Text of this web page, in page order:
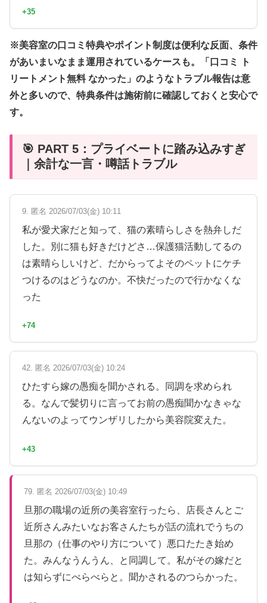
+35
※美容室の口コミ特典やポイント制度は便利な反面、条件
があいまいなまま運用されているケースも。「口コミ ト
リートメント無料 なかった」のようなトラブル報告は意
外と多いので、特典条件は施術前に確認しておくと安心で
す。
🎯 PART 5：プライベートに踏み込みすぎ
｜余計な一言・噂話トラブル
9. 匿名 2026/07/03(金) 10:11
私が愛犬家だと知って、猫の素晴らしさを熱弁しだ
した。別に猫も好きだけどさ…保護猫活動してるの
は素晴らしいけど、だからってよそのペットにケチ
つけるのはどうなのか。不快だったので行かなくな
った
+74
42. 匿名 2026/07/03(金) 10:24
ひたすら嫁の愚痴を聞かされる。同調を求められ
る。なんで髪切りに言ってお前の愚痴聞かなきゃな
んないのよってウンザリしたから美容院変えた。
+43
79. 匿名 2026/07/03(金) 10:49
旦那の職場の近所の美容室行ったら、店長さんとご
近所さんみたいなお客さんたちが話の流れでうちの
旦那の（仕事のやり方について）悪口たたき始め
た。みんなうんうん、と同調して。私がその嫁だと
は知らずにべらべらと。聞かされるのつらかった。